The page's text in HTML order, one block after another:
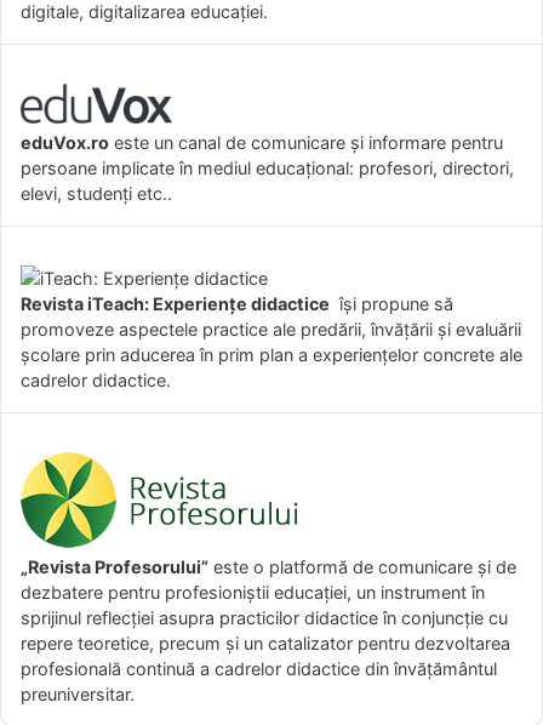
digitale, digitalizarea educației.
eduVox.ro este un canal de comunicare și informare pentru
persoane implicate în mediul educațional: profesori, directori,
elevi, studenți etc..
Revista iTeach: Experienţe didactice îşi propune să
promoveze aspectele practice ale predării, învăţării şi evaluării
şcolare prin aducerea în prim plan a experienţelor concrete ale
cadrelor didactice.
„Revista Profesorului” este o platformă de comunicare și de
dezbatere pentru profesioniștii educației, un instrument în
sprijinul reflecției asupra practicilor didactice în conjuncție cu
repere teoretice, precum și un catalizator pentru dezvoltarea
profesională continuă a cadrelor didactice din învățământul
preuniversitar.